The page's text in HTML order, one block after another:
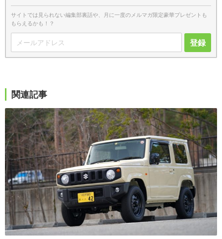
サイトでは見られない編集部裏話や、月に一度のメルマガ限定豪華プレゼントも
もらえるかも！？
登録
関連記事